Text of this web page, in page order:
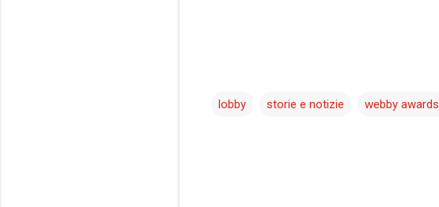
lobby storie e notizie webby awards